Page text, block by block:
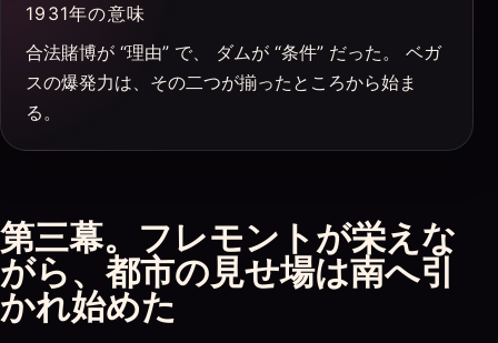
1931年の意味
合法賭博が “理由” で、 ダムが “条件” だった。 ベガ
スの爆発力は、その二つが揃ったところから始ま
る。
第三幕。フレモントが栄えな
がら、都市の見せ場は南へ引
かれ始めた